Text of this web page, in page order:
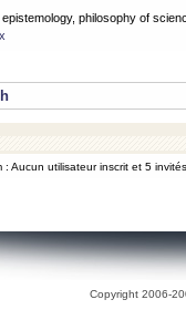
philosophy of
: Aucun utilisateur inscrit et 5 invités
Copyright 2006-